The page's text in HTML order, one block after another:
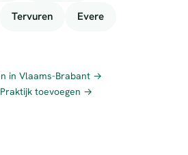
Tervuren Evere
in Vlaams-Brabant →
Praktijk toevoegen →